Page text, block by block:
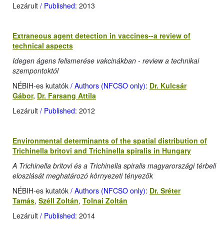
Lezárult / Published: 2013
Extraneous agent detection in vaccines--a review of
technical aspects
Idegen ágens felismerése vakcinákban - review a technikai
szempontoktól
NÉBIH-es kutatók / Authors (NFCSO only): Dr. Kulcsár
Gábor, Dr. Farsang Attila
Lezárult / Published: 2012
Environmental determinants of the spatial distribution of
Trichinella britovi and Trichinella spiralis in Hungary
A Trichinella britovi és a Trichinella spiralis magyarországi térbeli
eloszlását meghatározó környezeti tényezők
NÉBIH-es kutatók / Authors (NFCSO only): Dr. Sréter
Tamás, Széll Zoltán, Tolnai Zoltán
Lezárult / Published: 2014